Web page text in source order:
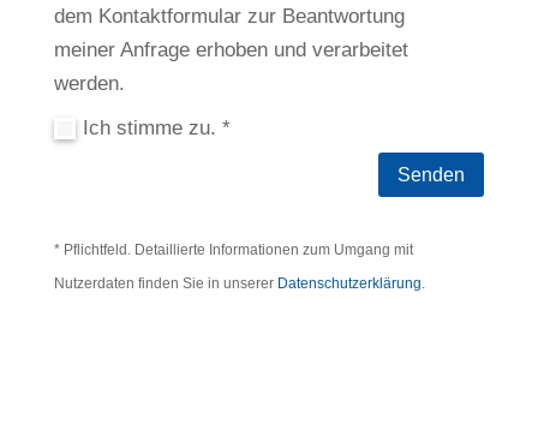
dem Kontaktformular zur Beantwortung
meiner Anfrage erhoben und verarbeitet
werden.
Ich stimme zu. *
Senden
* Pflichtfeld. Detaillierte Informationen zum Umgang mit
Nutzerdaten finden Sie in unserer Datenschutzerklärung.